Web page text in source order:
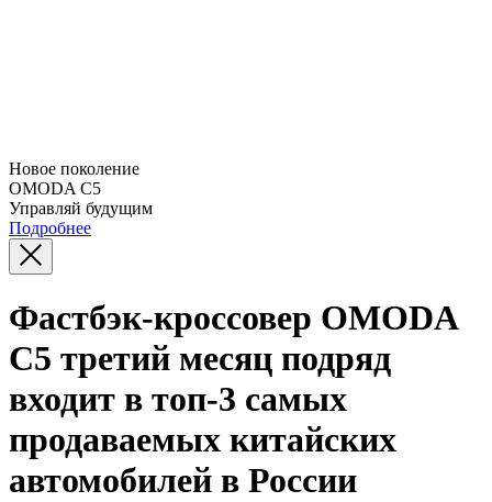
Новое поколение
OMODA C5
Управляй будущим
Подробнее
Фастбэк-кроссовер OMODA
C5 третий месяц подряд
входит в топ-3 самых
продаваемых китайских
автомобилей в России